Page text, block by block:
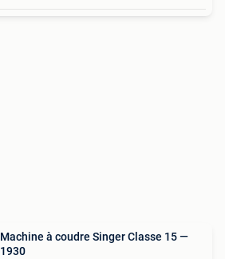
Machine à coudre Singer Classe 15 —
1930